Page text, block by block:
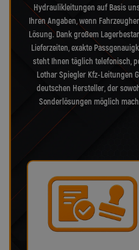
Hydraulikleitungen auf Basis
Ihren Angaben, wenn
Lösung. Dank großem
Lieferzeiten, exakte
steht Ihnen täglich telefonisch,
Lothar Spiegler Kfz-Leitungen
deutschen Hersteller, der
Sonderlösungen möglich